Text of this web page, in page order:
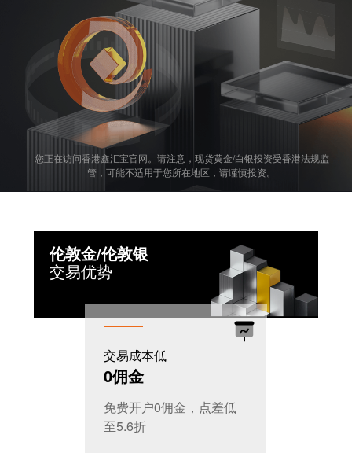
您正在访问香港鑫汇宝官网。请注意，现货黄金/白银投资受香港法规监
管，可能不适用于您所在地区，请谨慎投资。
伦敦金/伦敦银
交易优势
交易成本低
0佣金
免费开户0佣金，点差低
至5.6折